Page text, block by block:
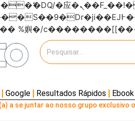
Google Resultados Rápidos Ebook
a se juntar ao nosso grupo